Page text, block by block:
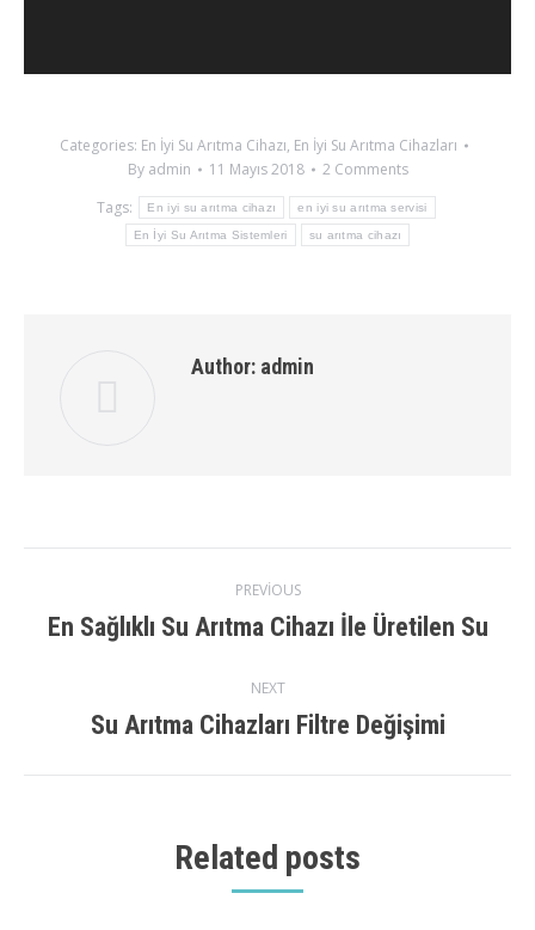
Categories: En İyi Su Arıtma Cihazı, En İyi Su Arıtma Cihazları
By admin 11 Mayıs 2018
2 Comments
Tags:
En iyi su arıtma cihazı en iyi su arıtma servisi
En İyi Su Arıtma Sistemleri su arıtma cihazı
Author: admin
navigation
PREVIOUS
Previous
En Sağlıklı Su Arıtma Cihazı İle Üretilen Su
NEXT
Next
Su Arıtma Cihazları Filtre Değişimi
Related posts